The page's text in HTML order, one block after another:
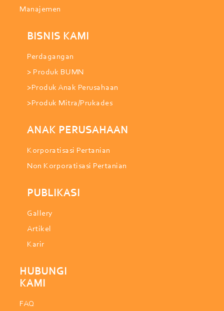
Manajemen
BISNIS KAMI
Perdagangan
> Produk BUMN
>Produk Anak Perusahaan
>Produk Mitra/Prukades
ANAK PERUSAHAAN
Korporatisasi Pertanian
Non Korporatisasi Pertanian
PUBLIKASI
Gallery
Artikel
Karir
HUBUNGI
KAMI
FAQ